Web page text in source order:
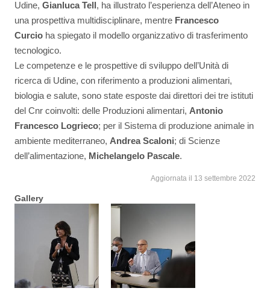
Udine, Gianluca Tell, ha illustrato l’esperienza dell’Ateneo in
una prospettiva multidisciplinare, mentre Francesco
Curcio ha spiegato il modello organizzativo di trasferimento
tecnologico.
Le competenze e le prospettive di sviluppo dell’Unità di
ricerca di Udine, con riferimento a produzioni alimentari,
biologia e salute, sono state esposte dai direttori dei tre istituti
del Cnr coinvolti: delle Produzioni alimentari, Antonio
Francesco Logrieco; per il Sistema di produzione animale in
ambiente mediterraneo, Andrea Scaloni; di Scienze
dell’alimentazione, Michelangelo Pascale.
Aggiornata il 13 settembre 2022
Gallery